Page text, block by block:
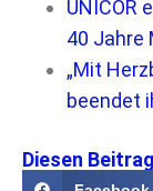
UNICOR
40 Jahre
„Mit
beendet
Diesen